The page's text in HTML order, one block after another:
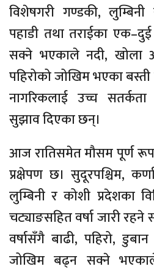
विशेषगरी गण्डकी,
पहाडी तथा तराईका एक–दुई
सक्ने भएकाले नदी, खोला
पहिरोको जोखिम भएका बस्ती
नागरिकलाई उच्च
सुझाव दिएका छन्।
आज रातिसमेत मौसम पूर्ण
प्रक्षेपण छ। सुदूरपश्चिम,
लुम्बिनी र कोशी प्रदेशका
चट्याङसहित वर्षा जारी
वर्षासँगै बाढी, पहिरो,
जोखिम बढ्न सक्ने